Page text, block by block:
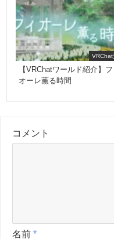
VRChat
【VRChatワールド紹介】フ
オーレ薫る時間
コメント
名前 *